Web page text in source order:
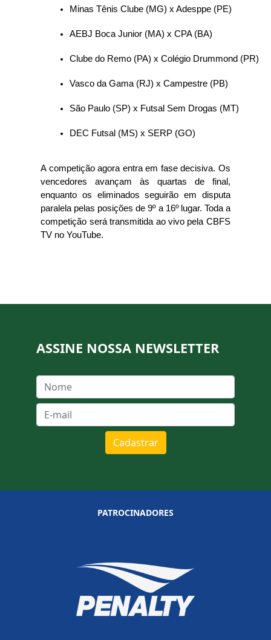
Minas Tênis Clube (MG) x Adesppe (PE)
AEBJ Boca Junior (MA) x CPA (BA)
Clube do Remo (PA) x Colégio Drummond (PR)
Vasco da Gama (RJ) x Campestre (PB)
São Paulo (SP) x Futsal Sem Drogas (MT)
DEC Futsal (MS) x SERP (GO)
A competição agora entra em fase decisiva. Os
vencedores avançam às quartas de final,
enquanto os eliminados seguirão em disputa
paralela pelas posições de 9º a 16º lugar. Toda a
competição será transmitida ao vivo pela CBFS
TV no YouTube.
ASSINE NOSSA NEWSLETTER
Cadastrar
PATROCINADORES